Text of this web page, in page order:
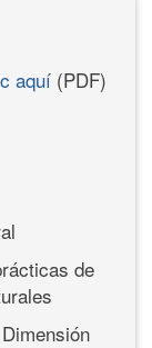
aquí (PDF)
de